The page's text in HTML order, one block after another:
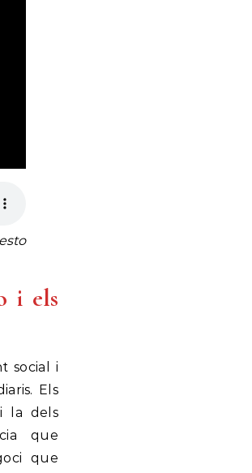
i els
social i
Els
la dels
que
que